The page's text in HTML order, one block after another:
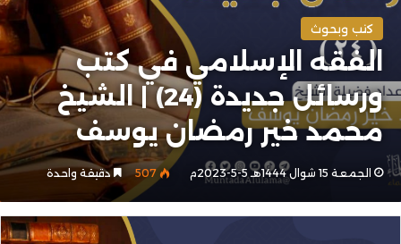
كتب وبحوث
الفقه الإسلامي في كتب
ورسائل جديدة (24) | الشيخ
محمد خير رمضان يوسف
الجمعة 15 شوال 1444هـ 5-5-2023م 507 دقيقة واحدة